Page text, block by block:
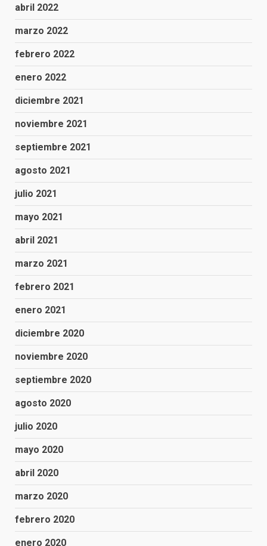
abril 2022
marzo 2022
febrero 2022
enero 2022
diciembre 2021
noviembre 2021
septiembre 2021
agosto 2021
julio 2021
mayo 2021
abril 2021
marzo 2021
febrero 2021
enero 2021
diciembre 2020
noviembre 2020
septiembre 2020
agosto 2020
julio 2020
mayo 2020
abril 2020
marzo 2020
febrero 2020
enero 2020